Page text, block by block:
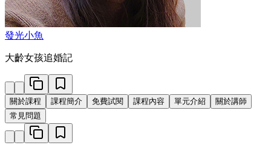
發光小魚
大齡女孩追婚記
關於課程 課程簡介 免費試閱 課程內容 單元介紹
關於講師
常見問題